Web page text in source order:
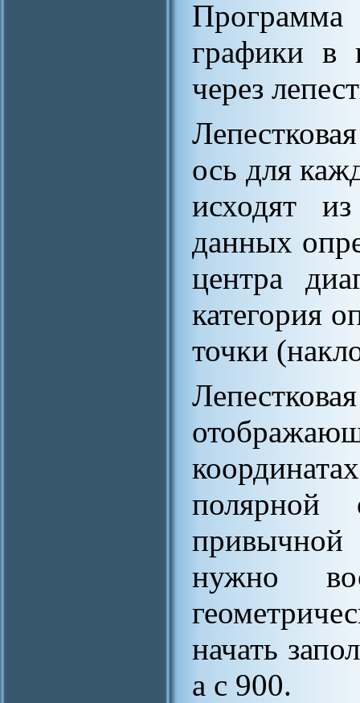
графики в
через
ось для
исходят
данных
центра
категория
точки
нужно
начать
а с 900.